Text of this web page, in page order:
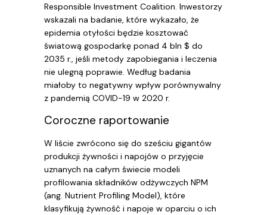
Responsible Investment Coalition. Inwestorzy
wskazali na badanie, które wykazało, że
epidemia otyłości będzie kosztować
światową gospodarkę ponad 4 bln $ do
2035 r., jeśli metody zapobiegania i leczenia
nie ulegną poprawie. Według badania
miałoby to negatywny wpływ porównywalny
z pandemią COVID-19 w 2020 r.
Coroczne raportowanie
W liście zwrócono się do sześciu gigantów
produkcji żywności i napojów o przyjęcie
uznanych na całym świecie modeli
profilowania składników odżywczych NPM
(ang. Nutrient Profiling Model), które
klasyfikują żywność i napoje w oparciu o ich